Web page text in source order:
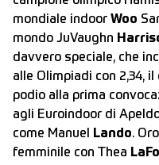
mondiale indoor Woo
mondo JuVaughn
davvero speciale, che
alle Olimpiadi con 2,34,
podio alla prima
agli Euroindoor di
come Manuel Lando.
femminile con Thea